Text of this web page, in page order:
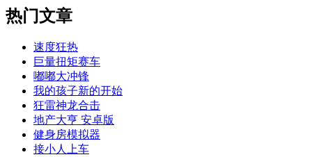
热门文章
速度狂热
巨量扭矩赛车
嘟嘟大冲锋
我的孩子新的开始
狂雷神龙合击
地产大亨 安卓版
健身房模拟器
接小人上车